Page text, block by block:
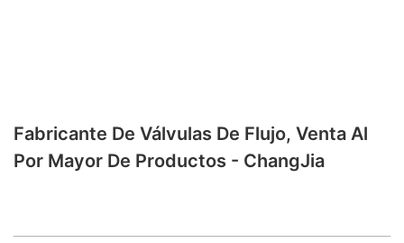
Fabricante De Válvulas De Flujo, Venta Al
Por Mayor De Productos - ChangJia